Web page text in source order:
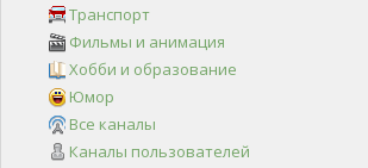
Транспорт
Фильмы и анимация
Хобби и образование
Юмор
Все каналы
Каналы пользователей